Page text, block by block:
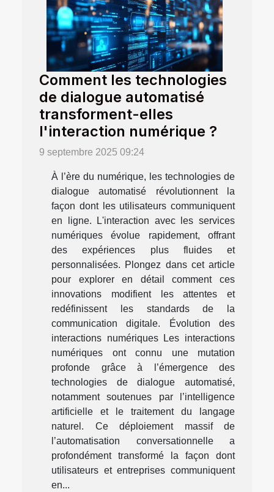
Comment les technologies
de dialogue automatisé
transforment-elles
l'interaction numérique ?
9 septembre 2025 09:24
À l’ère du numérique, les technologies de
dialogue automatisé révolutionnent la
façon dont les utilisateurs communiquent
en ligne. L'interaction avec les services
numériques évolue rapidement, offrant
des expériences plus fluides et
personnalisées. Plongez dans cet article
pour explorer en détail comment ces
innovations modifient les attentes et
redéfinissent les standards de la
communication digitale. Évolution des
interactions numériques Les interactions
numériques ont connu une mutation
profonde grâce à l’émergence des
technologies de dialogue automatisé,
notamment soutenues par l’intelligence
artificielle et le traitement du langage
naturel. Ce déploiement massif de
l’automatisation conversationnelle a
profondément transformé la façon dont
utilisateurs et entreprises communiquent
en...